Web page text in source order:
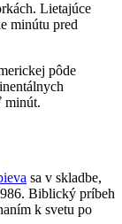
Lietajúce
minútu pred
pôde
minút.
sa v skladbe,
Biblický príbeh
k svetu po